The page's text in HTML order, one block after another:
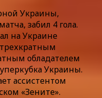
Украины,
забил 4 гола.
на Украине
обладателем
Украины.
ассистентом
«Зените».